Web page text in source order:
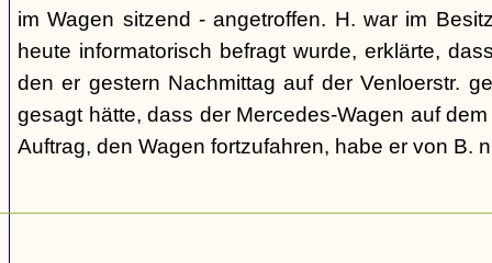
im Wagen sitzend - angetroffen. H. war im
heute informatorisch befragt wurde, erklärte,
den er gestern Nachmittag auf der Venloerstr.
gesagt hätte, dass der Mercedes-Wagen auf
Auftrag, den Wagen fortzufahren, habe er von B.